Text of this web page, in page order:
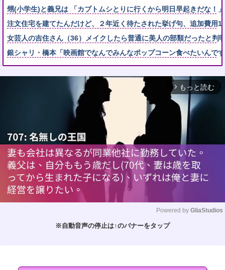
甥(小学生)と義兄は 「カブトムシとりに行くから明日早起きだな！
注文住宅を建てたんだけど、２年近く待たされた挙げ句、追加費用
女芸人の吉住さん（36）メイクしたら普通に美人の部類だったと判
銀シャリ・橋本「映画館でなんでみんなポップコーン食べたいんで
arrow_forward_ios もっと読む
Powered by GliaStudios
※自動音声の停止は↑のバナーをタップ